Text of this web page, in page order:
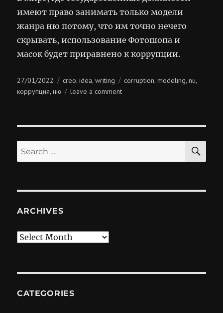
имеют право занимать только модели
жанра ню потому, что им точно нечего
скрывать, использование Фотошопа и
масок будет приравнено к коррупции.
Posted
on
27/01/2022 Categories
creo,idea,writing Tags
corruption,modeling,nu,
коррупция,ню leave a commenton
Search
for:
ARCHIVES
Archives
CATEGORIES